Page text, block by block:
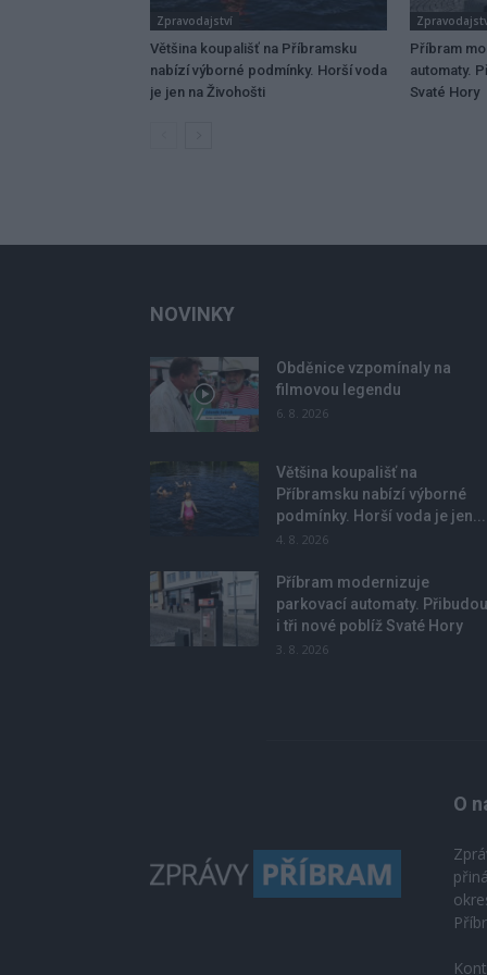
Zpravodajství
Většina koupališť na Příbramsku
nabízí výborné podmínky. Horší voda
je jen na Živohošti
Příbram
automaty.
Svaté Hory
NOVINKY
Obděnice vzpomínaly na
filmovou legendu
6. 8. 2026
Většina koupališť na
Příbramsku nabízí výborné
podmínky. Horší voda je jen...
4. 8. 2026
Příbram modernizuje
parkovací automaty. Přibudou
i tři nové poblíž Svaté Hory
3. 8. 2026
O